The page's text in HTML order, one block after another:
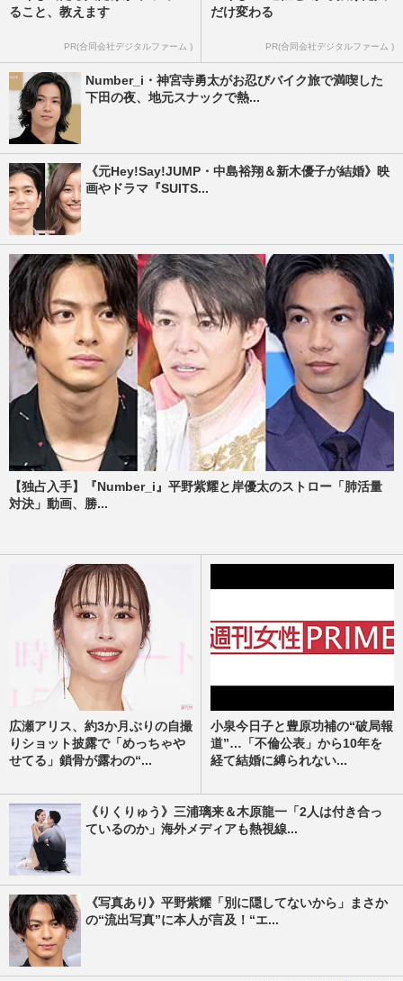
ること、教えます
PR(合同会社デジタルファーム )
だけ変わる
PR(合同会社デジタルファーム )
Number_i・神宮寺勇太がお忍びバイク旅で満喫した
下田の夜、地元スナックで熱...
《元Hey!Say!JUMP・中島裕翔＆新木優子が結婚》映
画やドラマ『SUITS...
【独占入手】『Number_i』平野紫耀と岸優太のストロー「肺活量
対決」動画、勝...
広瀬アリス、約3か月ぶりの自撮
りショット披露で「めっちゃや
せてる」鎖骨が露わの“...
小泉今日子と豊原功補の“破局報
道”…「不倫公表」から10年を
経て結婚に縛られない...
《りくりゅう》三浦璃来＆木原龍一「2人は付き合っ
ているのか」海外メディアも熱視線...
《写真あり》平野紫耀「別に隠してないから」まさか
の“流出写真”に本人が言及！“エ...